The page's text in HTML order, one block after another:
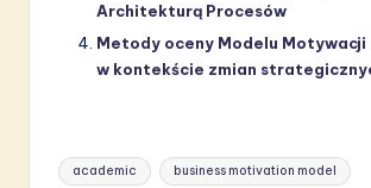
Architekturą Procesów
Metody oceny Modelu Motywacji
w kontekście zmian
Tags:
academic business motivation model